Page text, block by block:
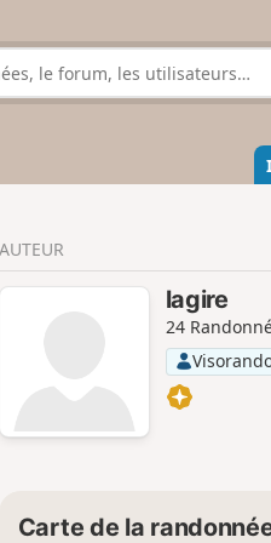
AUTEUR
lagire
24
Carte de la